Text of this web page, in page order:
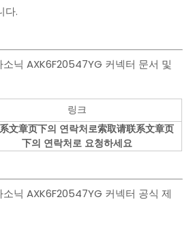
다.
닉 AXK6F20547YG 커넥터 문서 및
링크
文章页下의 연락처로索取请联系文章页
下의 연락처로 요청하세요
닉 AXK6F20547YG 커넥터 공식 제